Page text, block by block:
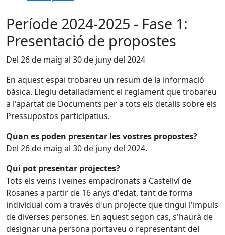
Període 2024-2025 - Fase 1:
Presentació de propostes
Del 26 de maig al 30 de juny del 2024
En aquest espai trobareu un resum de la informació
bàsica. Llegiu detalladament el reglament que trobareu
a l'apartat de Documents per a tots els detalls sobre els
Pressupostos participatius.
Quan es poden presentar les vostres propostes?
Del 26 de maig al 30 de juny del 2024.
Qui pot presentar projectes?
Tots els veïns i veïnes empadronats a Castellví de
Rosanes a partir de 16 anys d'edat, tant de forma
individual com a través d'un projecte que tingui l'impuls
de diverses persones. En aquest segon cas, s'haurà de
designar una persona portaveu o representant del